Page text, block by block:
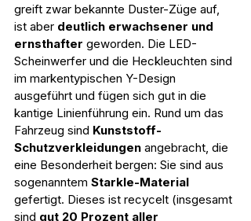
greift zwar bekannte Duster-Züge auf,
ist aber deutlich erwachsener und
ernsthafter geworden. Die LED-
Scheinwerfer und die Heckleuchten sind
im markentypischen Y-Design
ausgeführt und fügen sich gut in die
kantige Linienführung ein. Rund um das
Fahrzeug sind Kunststoff-
Schutzverkleidungen angebracht, die
eine Besonderheit bergen: Sie sind aus
sogenanntem Starkle-Material
gefertigt. Dieses ist recycelt (insgesamt
sind gut 20 Prozent aller